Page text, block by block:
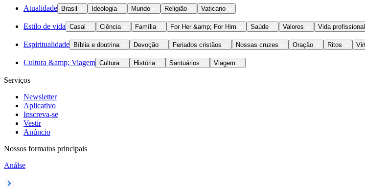
Atualidade Brasil Ideologia Mundo Religião Vaticano
Estilo de vida Casal Ciência Família For Her &amp; For Him Saúde Valores Vida profissional
Espiritualidade Bíblia e doutrina Devoção Feriados cristãos Nossas cruzes Oração Ritos
Cultura &amp; Viagem Cultura História Santuários Viagem
Serviços
Newsletter
Aplicativo
Inscreva-se
Vestir
Anúncio
Nossos formatos principais
Análse